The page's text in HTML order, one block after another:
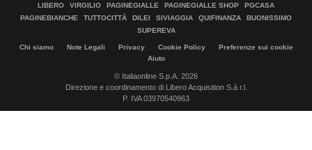
LIBERO VIRGILIO PAGINEGIALLE PAGINEGIALLE SHOP
PGCASA
PAGINEBIANCHE
TUTTOCITTÀ DILEI SIVIAGGIA QUIFINANZA
BUONISSIMO
SUPEREVA
Chi siamo Note Legali Privacy Cookie Policy
Preferenze sui cookie
Aiuto
© Italiaonline S.p.A. 2026
Direzione e coordinamento di Libero Acquisition S.á r.l.
P. IVA 03970540963